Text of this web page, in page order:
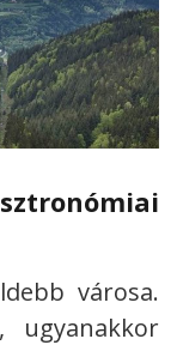
városa.
ugyanakkor